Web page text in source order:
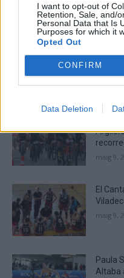
I want to opt-out of
Retention, Sale, and/
Personal Data that Is
Purposes for which it
Opted Out
CONFIRM
Data Deletion
CAPTCHA
verify
you
ÚLTIMES NOTÍCIES
de la
maig 9,
maig 9,
El
maig 9,
Paula
Altaba